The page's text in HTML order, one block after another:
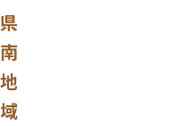
県
南
地
域